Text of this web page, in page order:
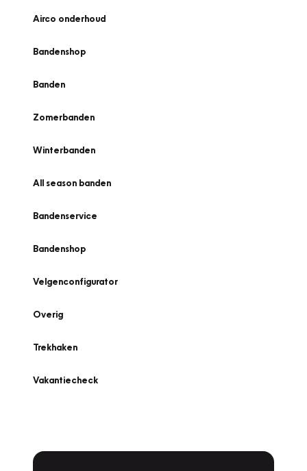
Airco onderhoud
Bandenshop
Banden
Zomerbanden
Winterbanden
All season banden
Bandenservice
Bandenshop
Velgenconfigurator
Overig
Trekhaken
Vakantiecheck